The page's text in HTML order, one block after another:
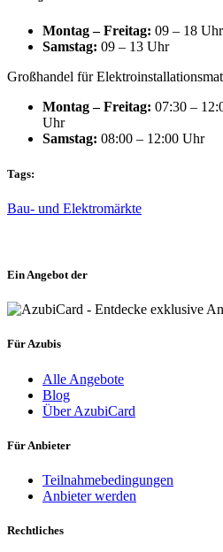
Montag – Freitag: 09 – 18 Uhr
Samstag: 09 – 13 Uhr
Großhandel für
Montag – Freitag: 07:30 –
Uhr
Samstag: 08:00 – 12:00 Uhr
Tags:
Bau- und Elektromärkte
Ein Angebot der
Für Azubis
Alle Angebote
Blog
Über AzubiCard
Für Anbieter
Teilnahmebedingungen
Anbieter werden
Rechtliches